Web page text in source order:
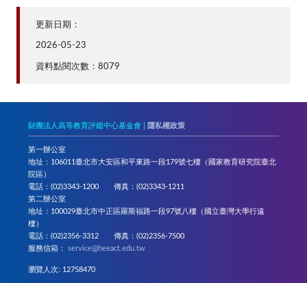
更新日期：
2026-05-23
資料點閱次數：8079
財團法人高等教育評鑑中心基金會 | 隱私權政策
第一辦公室
地址：106011臺北市大安區和平東路一段179號七樓（國家教育研究院臺北
院區）
電話：(02)3343-1200 傳真：(02)3343-1211
第二辦公室
地址：100029臺北市中正區羅斯福路一段97號八樓（國立臺灣大學行遠
樓）
電話：(02)2356-3312 傳真：(02)2356-7500
服務信箱：service@heeact.edu.tw
瀏覽人次: 12758470